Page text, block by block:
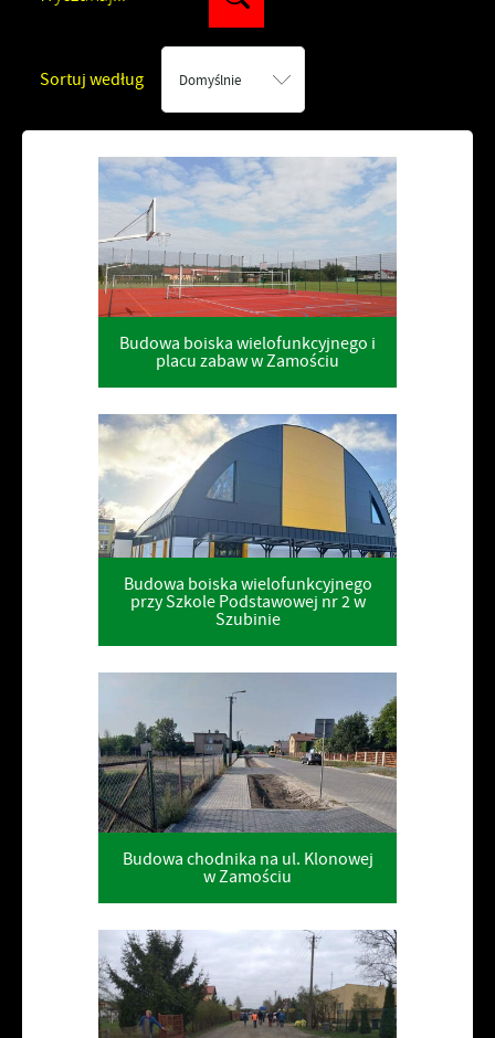
Sortuj według Domyślnie
Budowa boiska wielofunkcyjnego i
placu zabaw w Zamościu
Budowa boiska wielofunkcyjnego
przy Szkole Podstawowej nr 2 w
Szubinie
Budowa chodnika na ul. Klonowej
w Zamościu